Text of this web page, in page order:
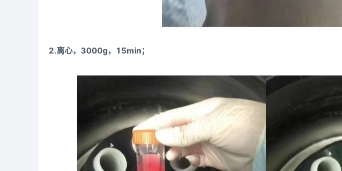
2.离心，3000g，15min；